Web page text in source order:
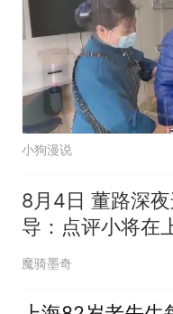
小狗漫说
8月4日 董路深
导：点评小将在
的表现，听听看
魔骑墨奇